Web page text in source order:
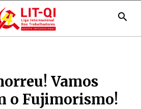
search
Vamos
o Fujimorismo!